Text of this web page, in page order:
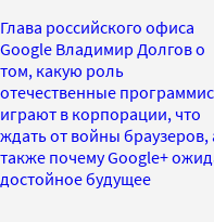
Глава российского офиса
Google Владимир Долгов о
том, какую роль
отечественные
играют в корпорации, что
ждать от войны браузеров,
также почему Google+
достойное будущее